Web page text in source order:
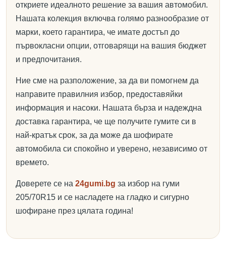
откриете идеалното решение за вашия автомобил.
Нашата колекция включва голямо разнообразие от
марки, което гарантира, че имате достъп до
първокласни опции, отговарящи на вашия бюджет
и предпочитания.
Ние сме на разположение, за да ви помогнем да
направите правилния избор, предоставяйки
информация и насоки. Нашата бърза и надеждна
доставка гарантира, че ще получите гумите си в
най-кратък срок, за да може да шофирате
автомобила си спокойно и уверено, независимо от
времето.
Доверете се на 24gumi.bg за избор на гуми
205/70R15 и се насладете на гладко и сигурно
шофиране през цялата година!